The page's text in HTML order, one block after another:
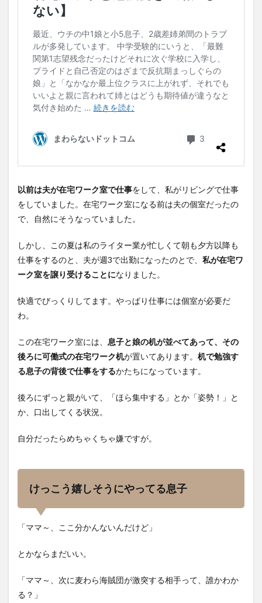
以前は夫が在宅ワーク室で仕事をして、私がリビングで仕事
をしていました。在宅ワーク室になる前は夫の個室だったの
で、自然にそうなっていました。
しかし、この夏は私のライター業が忙しくて朝も夕方以降も
仕事をするのと、夫が週3で出勤になったのとで、 私が在宅ワ
ーク室を譲り受けることになりました。
快適でびっくりしてます。やっぱり仕事には個室が必要だ
わ。
この在宅ワーク室には、 息子と娘の机が並べてあって、その
後ろに可働式の在宅ワーク机が置いてあります。 机で勉強す
る息子の背後で仕事をするかたちになっています。
後ろにずっと親がいて、「ほら集中する」とか「姿勢！」と
か、口出してくる状況。
自分だったらめちゃくちゃ嫌ですが。
けっこう嬉しそうにやってる息子
「ママ～、ここ分かんないんだけど」
とかならまだいい。
「ママ～、次に麦わら海賊団が激突する相手って、誰かわか
る？」